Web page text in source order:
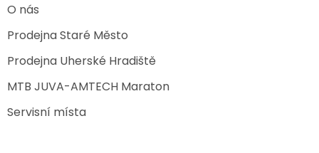
O nás
Prodejna Staré Město
Prodejna Uherské Hradiště
MTB JUVA-AMTECH Maraton
Servisní místa